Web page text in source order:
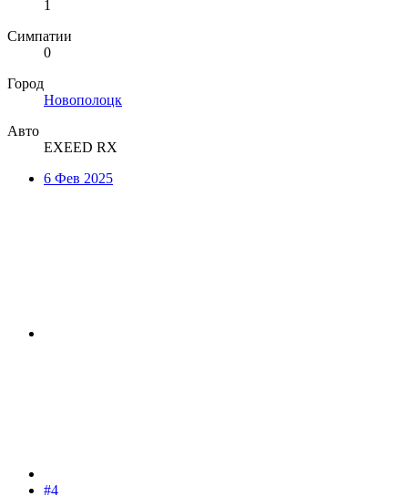
1
Симпатии
0
Город
Новополоцк
Авто
EXEED RX
6 Фев 2025
#4